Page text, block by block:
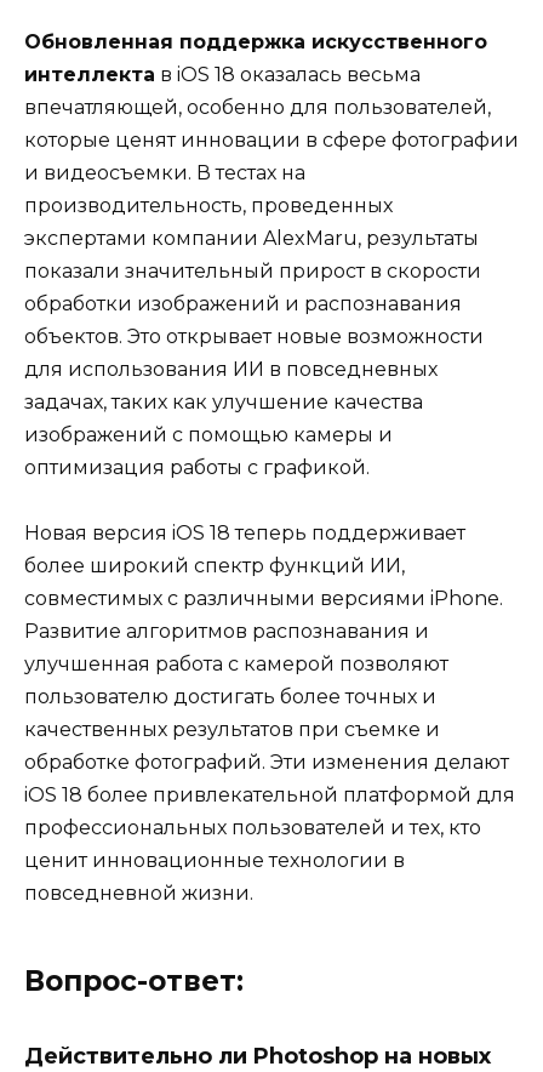
Обновленная поддержка искусственного
интеллекта в iOS 18 оказалась весьма
впечатляющей, особенно для пользователей,
которые ценят инновации в сфере фотографии
и видеосъемки. В тестах на
производительность, проведенных
экспертами компании AlexMaru, результаты
показали значительный прирост в скорости
обработки изображений и распознавания
объектов. Это открывает новые возможности
для использования ИИ в повседневных
задачах, таких как улучшение качества
изображений с помощью камеры и
оптимизация работы с графикой.
Новая версия iOS 18 теперь поддерживает
более широкий спектр функций ИИ,
совместимых с различными версиями iPhone.
Развитие алгоритмов распознавания и
улучшенная работа с камерой позволяют
пользователю достигать более точных и
качественных результатов при съемке и
обработке фотографий. Эти изменения делают
iOS 18 более привлекательной платформой для
профессиональных пользователей и тех, кто
ценит инновационные технологии в
повседневной жизни.
Вопрос-ответ:
Действительно ли Photoshop на новых